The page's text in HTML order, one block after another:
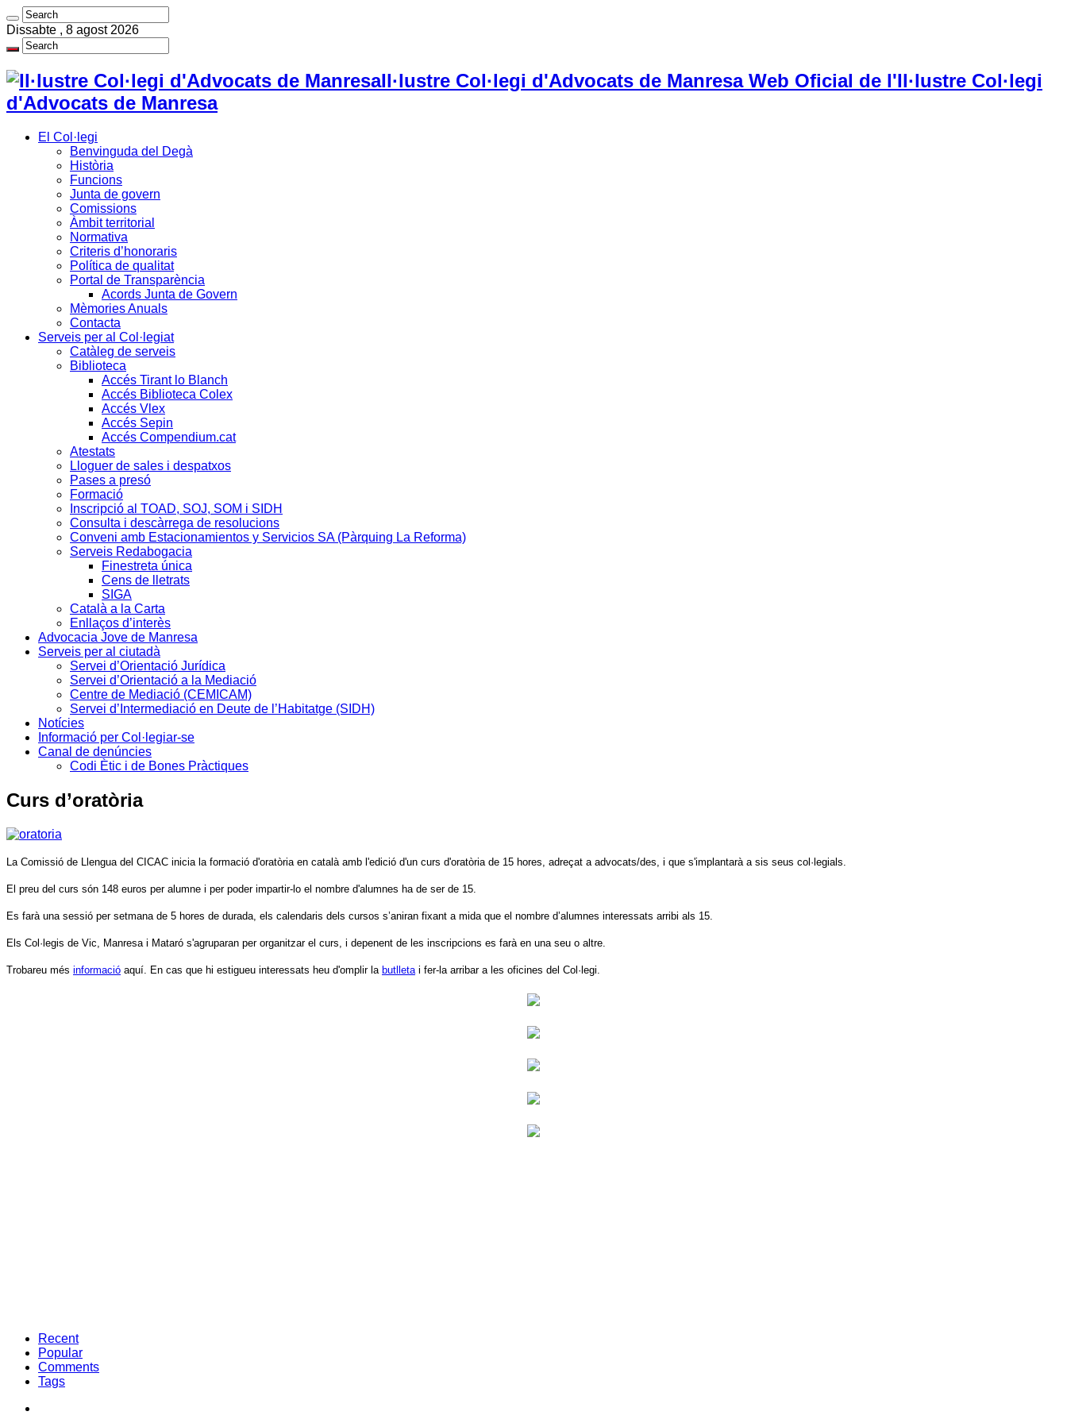
Dissabte , 8 agost 2026
Il·lustre Col·legi d'Advocats de Manresa Web Oficial de l'Il·lustre Col·legi
d'Advocats de Manresa
El Col·legi
Benvinguda del Degà
Història
Funcions
Junta de govern
Comissions
Àmbit territorial
Normativa
Criteris d’honoraris
Política de qualitat
Portal de Transparència
Acords Junta de Govern
Mèmories Anuals
Contacta
Serveis per al Col·legiat
Catàleg de serveis
Biblioteca
Accés Tirant lo Blanch
Accés Biblioteca Colex
Accés Vlex
Accés Sepin
Accés Compendium.cat
Atestats
Lloguer de sales i despatxos
Pases a presó
Formació
Inscripció al TOAD, SOJ, SOM i SIDH
Consulta i descàrrega de resolucions
Conveni amb Estacionamientos y Servicios SA (Pàrquing La Reforma)
Serveis Redabogacia
Finestreta única
Cens de lletrats
SIGA
Català a la Carta
Enllaços d’interès
Advocacia Jove de Manresa
Serveis per al ciutadà
Servei d’Orientació Jurídica
Servei d’Orientació a la Mediació
Centre de Mediació (CEMICAM)
Servei d’Intermediació en Deute de l’Habitatge (SIDH)
Notícies
Informació per Col·legiar-se
Canal de denúncies
Codi Ètic i de Bones Pràctiques
Curs d’oratòria
La Comissió de Llengua del CICAC inicia la formació d'oratòria en català amb l'edició d'un curs d'oratòria de 15 hores, adreçat a advocats/des, i que s'implantarà a sis seus col·legials.
El preu del curs són 148 euros per alumne i per poder impartir-lo el nombre d'alumnes ha de ser de 15.
Es farà una sessió per setmana de 5 hores de durada, els calendaris dels cursos s’aniran fixant a mida que el nombre d’alumnes interessats arribi als 15.
Els Col·legis de Vic, Manresa i Mataró s'agruparan per organitzar el curs, i depenent de les inscripcions es farà en una seu o altre.
Trobareu més informació aquí. En cas que hi estigueu interessats heu d'omplir la butlleta i fer-la arribar a les oficines del Col·legi.
Recent
Popular
Comments
Tags